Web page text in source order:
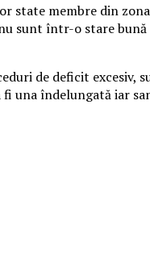
membre din
sunt într-o stare
de deficit excesiv,
îndelungată iar